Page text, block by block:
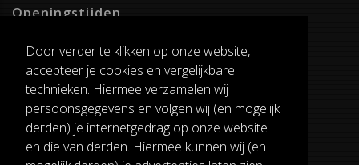
Door verder te klikken op onze website,
accepteer je cookies en vergelijkbare
technieken. Hiermee verzamelen wij
persoonsgegevens en volgen wij (en mogelijk
derden) je internetgedrag op onze website
en die van derden. Hiermee kunnen wij (en
Openingstijden
Dinsdag T/M Zaterdag
van 8:00-17:00
Verzenddagen
Dinsdag T/M Vrijdag
Pauze
12:30-13:00